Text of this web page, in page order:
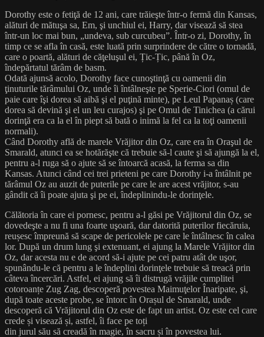
Dorothy este o fetiţă de 12 ani, care trăieşte într-o fermă din Kansas,
alături de mătuşa sa, Em, şi unchiul ei, Harry, dar visează să stea
într-un loc mai bun, „undeva, sub curcubeu”. Într-o zi, Dorothy, în
timp ce se afla în casă, este luată prin surprindere de către o tornadă,
care o poartă, alături de căţeluşul ei, Țic-Țic, până în Oz,
îndepărtatul tărâm de basm.
Odată ajunsă acolo, Dorothy face cunoştinţă cu oamenii din
ţinuturile tărâmului Oz, unde îi întâlneşte pe Sperie-Ciori (omul de
paie care îşi dorea să aibă şi el puţină minte), pe Leul Papanaș (care
dorea să devină şi el un leu curajos) şi pe Omul de Tinichea (a cărui
dorinţă era ca la el în piept să bată o inimă la fel ca la toţi oamenii
normali).
Când Dorothy află de marele Vrăjitor din Oz, care era în Oraşul de
Smarald, atunci ea se hotărăşte că trebuie să-l caute şi să ajungă la el,
pentru a-l ruga să o ajute să se întoarcă acasă, la ferma sa din
Kansas. Atunci când cei trei prieteni pe care Dorothy i-a întâlnit pe
tărâmul Oz au auzit de puterile pe care le are acest vrăjitor, s-au
gândit că îi poate ajuta şi pe ei, îndeplinindu-le dorinţele.
Călătoria în care ei pornesc, pentru a-l găsi pe Vrăjitorul din Oz, se
dovedeşte a nu fi una foarte uşoară, dar datorită puterilor fiecăruia,
reușesc împreună să scape de pericolele pe care le întâlnesc în calea
lor. După un drum lung şi extenuant, ei ajung la Marele Vrăjitor din
Oz, dar acesta nu e de acord să-i ajute pe cei patru atât de uşor,
spunându-le că pentru a le îndeplini dorinţele trebuie să treacă prin
câteva încercări. Astfel, ei ajung să îi distrugă vrăjile cumplitei
cotoroanțe Zug Zag, descoperă povestea Maimuţelor Înaripate, şi,
după toate aceste probe, se întorc în Orașul de Smarald, unde
descoperă că Vrăjitorul din Oz este de fapt un artist. Oz este cel care
crede și visează și, astfel, îi face pe toți
din jurul său să creadă în magie, în sacru și în povestea lui.